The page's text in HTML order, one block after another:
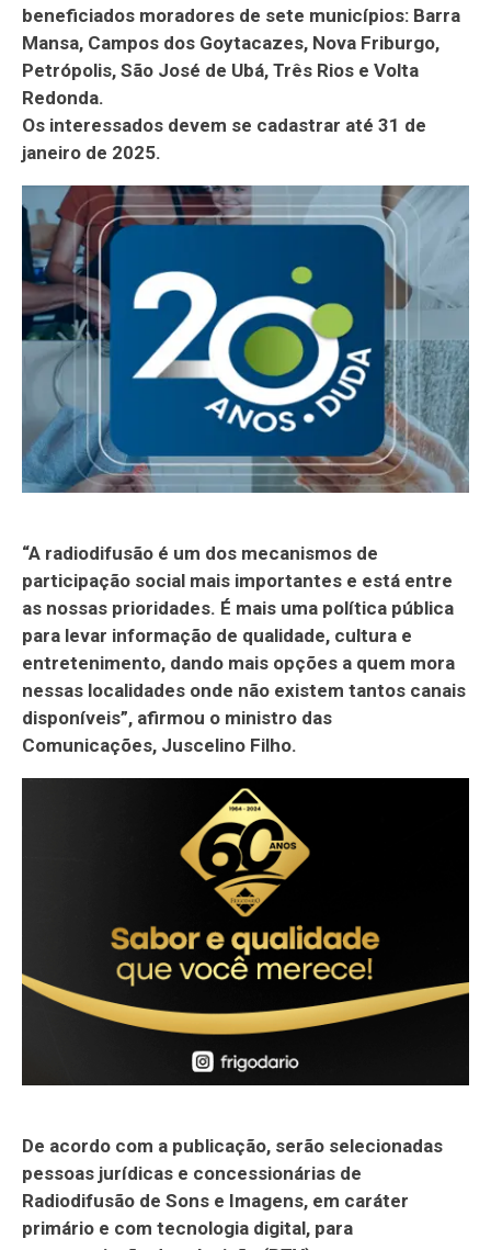
beneficiados moradores de sete municípios: Barra
Mansa, Campos dos Goytacazes, Nova Friburgo,
Petrópolis, São José de Ubá, Três Rios e Volta
Redonda.
Os interessados devem se cadastrar até 31 de
janeiro de 2025.
“A radiodifusão é um dos mecanismos de
participação social mais importantes e está entre
as nossas prioridades. É mais uma política pública
para levar informação de qualidade, cultura e
entretenimento, dando mais opções a quem mora
nessas localidades onde não existem tantos canais
disponíveis”, afirmou o ministro das
Comunicações, Juscelino Filho.
De acordo com a publicação, serão selecionadas
pessoas jurídicas e concessionárias de
Radiodifusão de Sons e Imagens, em caráter
primário e com tecnologia digital, para